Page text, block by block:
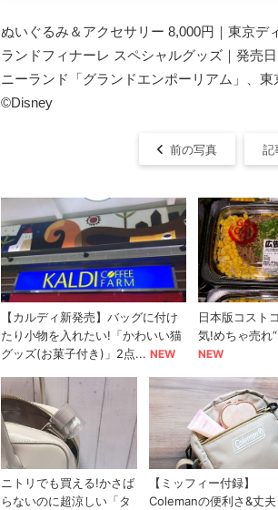
ぬいぐるみ＆アクセサリー 8,000円｜東京デ
ランドフィナーレ スペシャルグッズ｜発売
ニーランド「グランドエンポーリアム」、東
©︎Disney
前の写真 記